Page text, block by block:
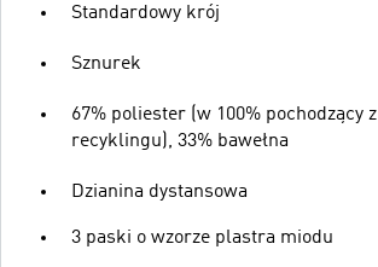
Standardowy krój
Sznurek
67% poliester (w 100% pochodzący z
recyklingu), 33% bawełna
Dzianina dystansowa
3 paski o wzorze plastra miodu